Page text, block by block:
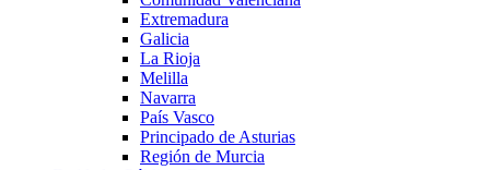
Extremadura
Galicia
La Rioja
Melilla
Navarra
País Vasco
Principado de Asturias
Región de Murcia